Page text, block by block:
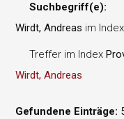
Suchbegriff(e):
Wirdt, Andreas im
Treffer im Index
Wirdt, Andreas
Gefundene Einträge: